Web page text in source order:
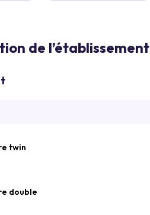
de l’établissement
twin
double